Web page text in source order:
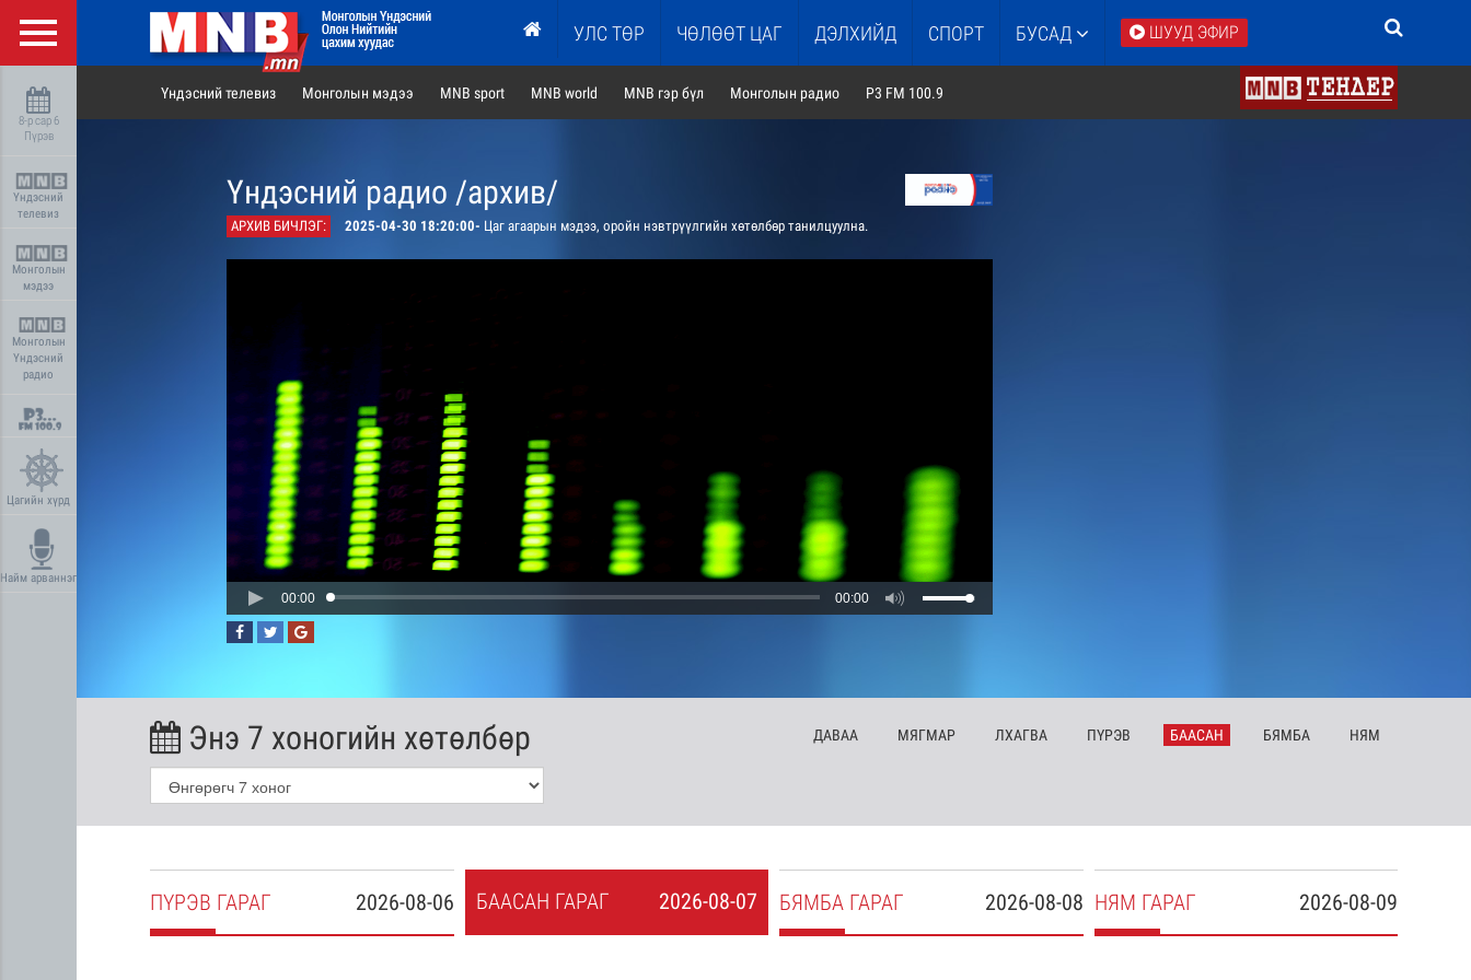
УЛС ТӨР ЧӨЛӨӨТ ЦАГ ДЭЛХИЙД СПОРТ БУСАД ШУУД ЭФИР
8-р сар 6
Пүрэв
Үндэсний
телевиз
Монголын
мэдээ
Монголын
Үндэсний
радио
Цагийн хүрд
Найм арваннэг
Үндэсний телевиз Монголын мэдээ MNB sport MNB world MNB гэр бүл Монголын радио P3 FM 100.9
Үндэсний радио /архив/
АРХИВ БИЧЛЭГ: 2025-04-30 18:20:00- Цаг агаарын мэдээ, оройн нэвтрүүлгийн хөтөлбөр танилцуулна.
00:00 00:00
Энэ 7 хоногийн хөтөлбөр ДАВАА МЯГМАР ЛХАГВА ПҮРЭВ БААСАН БЯМБА НЯМ
2026-08-06
ПҮРЭВ ГАРАГ 2026-08-07
БААСАН ГАРАГ 2026-08-08
БЯМБА ГАРАГ 2026-08-09
НЯМ ГАРАГ